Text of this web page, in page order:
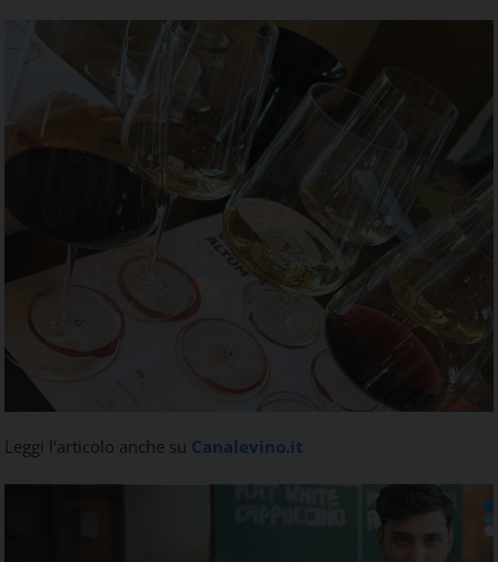
Leggi l'articolo anche su Canalevino.it